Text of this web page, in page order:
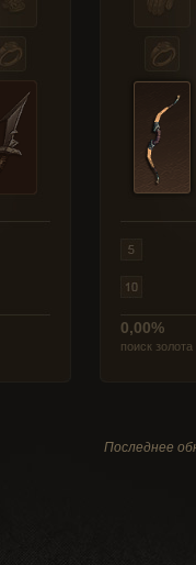
0,00%
поиск золота
Последнее